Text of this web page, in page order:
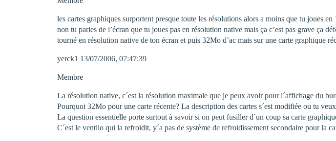
les cartes graphiques surportent presque toute les résolutions alors a moins que tu joues
non tu parles de l’écran que tu joues pas en résolution native mais ça c’est pas grave ça
tourné en résolution native de ton écran et puis 32Mo d’ac mais sur une carte graphique
yerck1 13/07/2006, 07:47:39
Membre
La résolution native, c´est la résolution maximale que je peux avoir pour l´affichage du
Pourquoi 32Mo pour une carte récente? La description des cartes s´est modifiée ou tu
La question essentielle porte surtout à savoir si on peut fusiller d´un coup sa carte
C´est le ventilo qui la refroidit, y´a pas de système de refroidissement secondaire pour la